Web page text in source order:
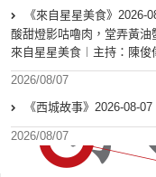
《來自星星美食》2026-
酸甜燈影咕嚕肉，堂弄黃油
來自星星美食︱主持：陳
2026/08/07
《西城故事》2026-08-
2026/08/07